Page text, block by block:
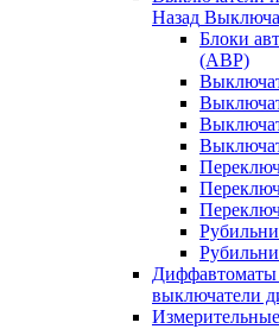
Назад
Блоки
(АВР)
Диффавтоматы
выключатели